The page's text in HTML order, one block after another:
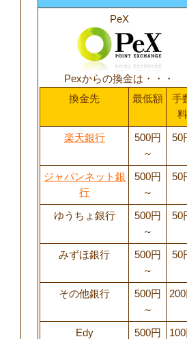
PeX
Pexからの換金は・・・
換金先
最低額
手
料
楽天銀行
500円
～
50
ジャパンネット銀
行
500円
～
50
ゆうちょ銀行
500円
～
50
みずほ銀行
500円
～
50
その他銀行
500円
～
Edy
500円